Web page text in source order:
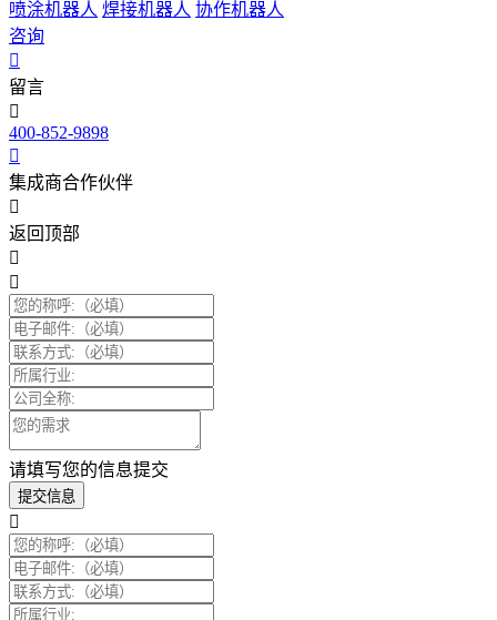
喷涂机器人 焊接机器人 协作机器人
咨询
留言
400-852-9898
集成商合作伙伴
返回顶部
请填写您的信息提交
提交信息